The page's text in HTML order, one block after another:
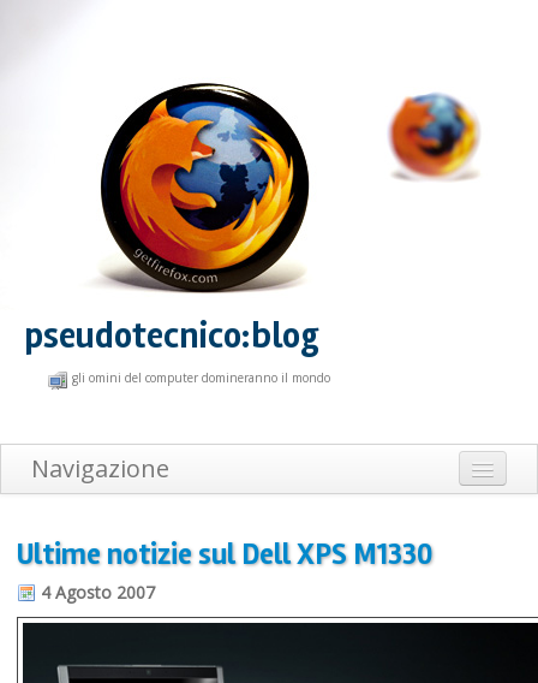
pseudotecnico:blog
gli omini del computer domineranno il mondo
Navigazione
Informazioni sul blog
Contatti
Varie
Ultime notizie sul Dell XPS M1330
4 Agosto 2007